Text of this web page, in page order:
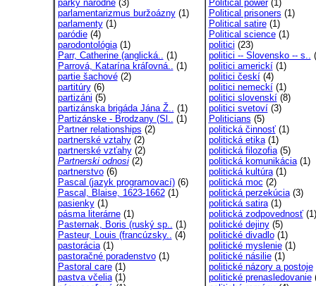
parky národné(3)
parlamentarizmus buržoázny(1)
parlamenty(1)
paródie(4)
parodontológia(1)
Parr, Catherine (anglická.. (1)
Parrová, Katarína kráľovná.. (1)
partie šachové(2)
partitúry(6)
partizáni (5)
partizánska brigáda Jána Ž.. (1)
Partizánske - Brodzany (Sl.. (1)
Partner relationships (2)
partnerské vztahy(2)
partnerské vzťahy(2)
Partnerski odnosi(2)
partnerstvo(6)
Pascal (jazyk programovací)(6)
Pascal, Blaise, 1623-1662(1)
pasienky(1)
pásma literárne(1)
Pasternak, Boris (ruský sp.. (1)
Pasteur, Louis (francúzsky.. (4)
pastorácia(1)
pastoračné poradenstvo(1)
Pastoral care(1)
pastva včelia(1)
Political power(1)
Political prisoners (1)
Political satire(1)
Political science(1)
politici (23)
politici -- Slovensko -- s..
politici americkí(1)
politici českí(4)
politici nemeckí(1)
politici slovenskí(8)
politici svetoví(3)
Politicians (5)
politická činnosť(1)
politická etika(1)
politická filozofia(5)
politická komunikácia(1)
politická kultúra(1)
politická moc (2)
politická perzekúcia(3)
politická satira(1)
politická zodpovednosť(1)
politické dejiny(5)
politické divadlo(1)
politické myslenie(1)
politické násilie(1)
politické názory a postoje
politické prenasledovanie